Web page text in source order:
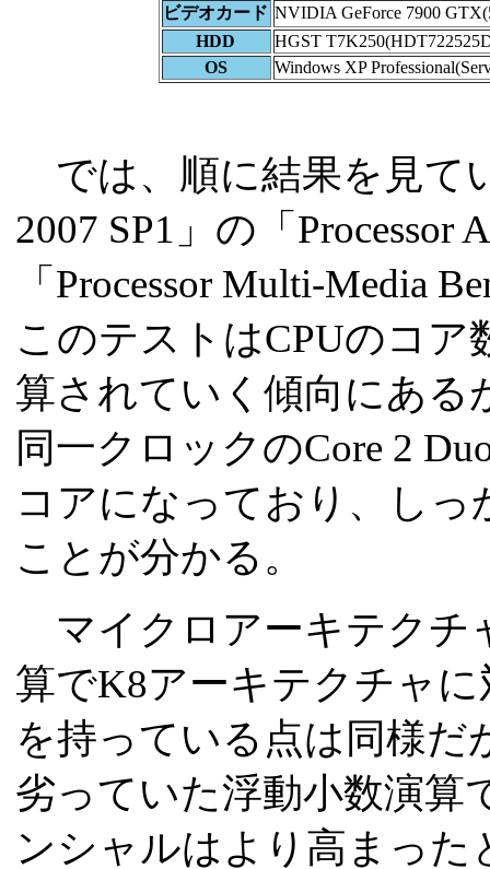
ビデオカード NVIDIA GeForce 7900
HDD
HGST
OS
Windows XP
では、順に結果を見て
2007 SP1」の「Processor
「Processor Multi-Media
このテストはCPUのコ
算されていく傾向にある
同一クロックのCore 2
コアになっており、し
ことが分かる。
マイクロアーキテクチ
算でK8アーキテクチャ
を持っている点は同様だ
劣っていた浮動小数演算
ンシャルはより高まった